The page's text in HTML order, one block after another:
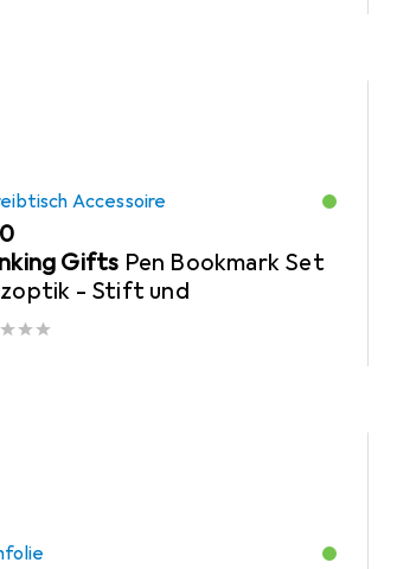
Accessoire
Gifts Pen Bookmark Set
- Stift und